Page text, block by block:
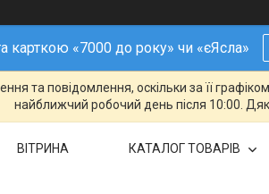
карткою «7000 до року» чи «єЯсла»
та повідомлення, оскільки за її
найближчий робочий день після 10:00.
ВІТРИНА КАТАЛОГ ТОВАРІВ